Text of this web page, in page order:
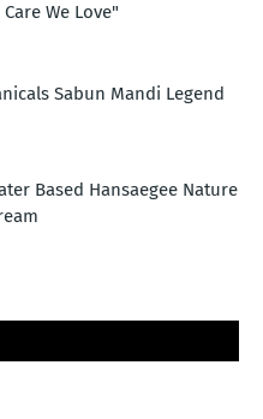
We Love"
Sabun Mandi Legend
Based Hansaegee Nature